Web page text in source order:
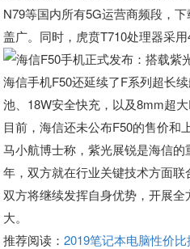
N79等国内所有5G运营商频段，
盖广。同时，虎贲T710处理器采用
海信手机F50还延续了F系列超长
池、18W安全快充 ，以及8mm超
目前，海信还未公布F50的售价和
马小航博士称，紫光展锐是海信
年，双方就在行业关键技术方面联
双方将继续发挥自身优势，开展
大。
推荐阅读：2019笔记本电脑性价